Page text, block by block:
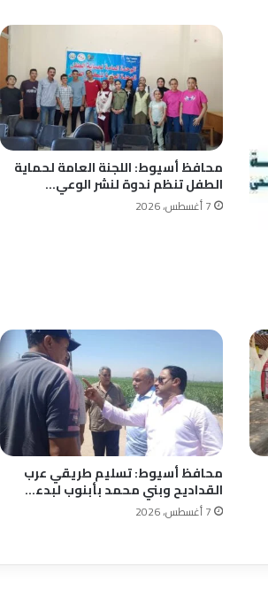
محافظ أسيوط: اللجنة العامة لحماية
الطفل تنظم ندوة لنشر الوعي…
7 أغسطس، 2026
محافظ أسيوط: تسليم طريقي عرب
القداديح وبني محمد بأبنوب لبدء…
7 أغسطس، 2026